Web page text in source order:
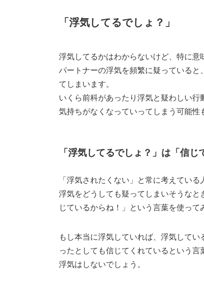
「浮気してるでしょ？」
浮気してるかはわからないけど、特に
パートナーの浮気を頻繁に疑っていると
てしまいます。
いくら前科があったり浮気と疑わしい
気持ちがなくなっていってしまう可能性
「浮気してるでしょ？」は「信じ
「浮気されたくない」と常に考えてい
浮気をどうしても疑ってしまいそうな
じているからね！」という言葉を使って
もし本当に浮気していれば、浮気して
ったとしても信じてくれているという言
浮気はしないでしょう。